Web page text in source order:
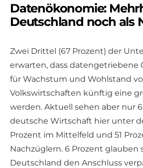
Datenökonomie:
Deutschland noch als
Zwei Drittel (67 Prozent) der
erwarten, dass datengetriebene
für Wachstum und Wohlstand
Volkswirtschaften künftig eine
werden. Aktuell sehen aber nur
deutsche Wirtschaft hier unter
Prozent im Mittelfeld und 51
Nachzüglern. 6 Prozent glauben
Deutschland den Anschluss